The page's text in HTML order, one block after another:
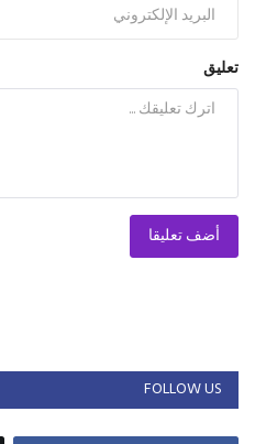
تعليق
أضف تعليقا
FOLLOW US